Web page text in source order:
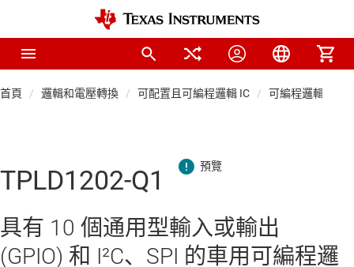
首頁 邏輯和電壓轉換 可配置且可編程邏輯 IC 可編程邏輯裝置
TPLD1202-Q1
具有 10 個通用型輸入或輸出
(GPIO) 和 I²C、SPI 的車用可編程邏